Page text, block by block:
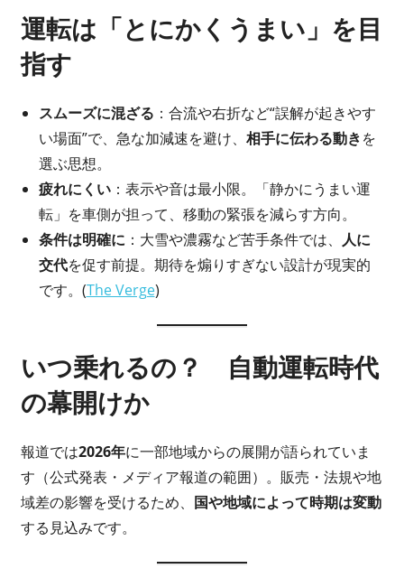
運転は「とにかくうまい」を目
指す
スムーズに混ざる ：合流や右折など“誤解が起きやす
い場面”で、急な加減速を避け、 相手に伝わる動きを
選ぶ思想。
疲れにくい：表示や音は最小限。「静かにうまい運
転」を車側が担って、移動の緊張を減らす方向。
条件は明確に ：大雪や濃霧など苦手条件では、
人に
交代を促す前提。期待を煽りすぎない設計が現実的
です。(The Verge)
いつ乗れるの？ 自動運転時代
の幕開けか
報道では2026年に一部地域からの展開が語られていま
す（公式発表・メディア報道の範囲）。販売・法規や地
域差の影響を受けるため、 国や地域によって時期は変動
する見込みです。